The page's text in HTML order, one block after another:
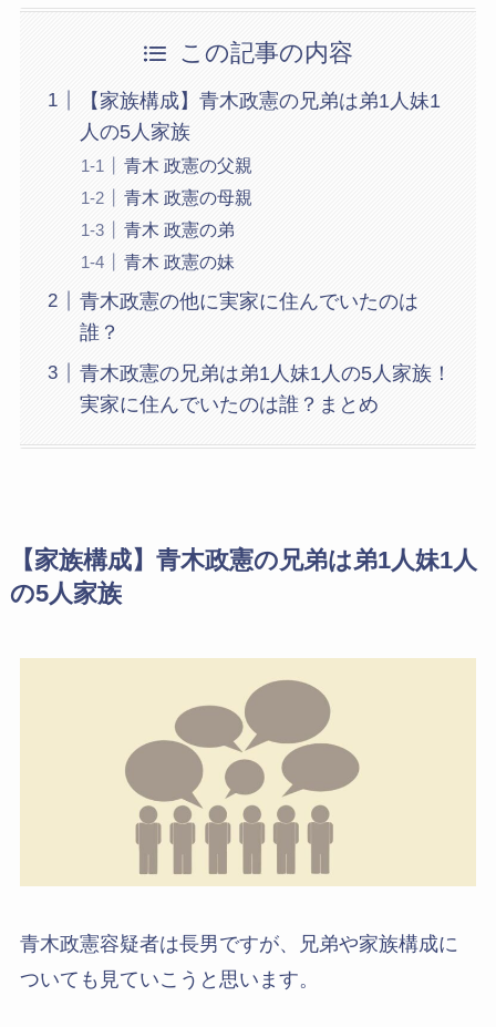
この記事の内容
【家族構成】青木政憲の兄弟は弟1人妹1
人の5人家族
青木 政憲の父親
青木 政憲の母親
青木 政憲の弟
青木 政憲の妹
青木政憲の他に実家に住んでいたのは
誰？
青木政憲の兄弟は弟1人妹1人の5人家族！
実家に住んでいたのは誰？まとめ
【家族構成】青木政憲の兄弟は弟1人妹1人
の5人家族
青木政憲容疑者は長男ですが、兄弟や家族構成に
ついても見ていこうと思います。